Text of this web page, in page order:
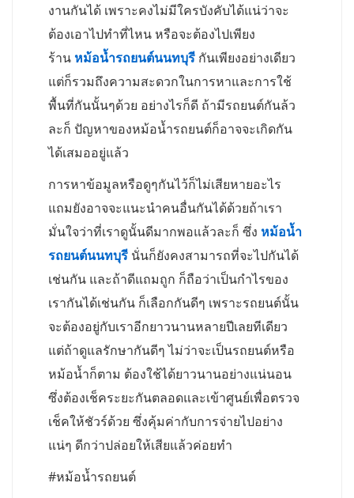
งานกันได้ เพราะคงไม่มีใครบังคับได้แน่ว่าจะ
ต้องเอาไปทำที่ไหน หรือจะต้องไปเพียง
ร้าน หม้อน้ำรถยนต์นนทบุรี กันเพียงอย่างเดียว
แต่ก็รวมถึงความสะดวกในการหาและการใช้
พื้นที่กันนั้นๆด้วย อย่างไรก็ดี ถ้ามีรถยนต์กันล้ว
ละก็ ปัญหาของหม้อน้ำรถยนต์ก็อาจจะเกิดกัน
ได้เสมออยู่แล้ว
การหาข้อมูลหรือดูๆกันไว้ก็ไม่เสียหายอะไร
แถมยังอาจจะแนะนำคนอื่นกันได้ด้วยถ้าเรา
มั่นใจว่าที่เราดูนั้นดีมากพอแล้วละก็ ซึ่ง หม้อน้ำ
รถยนต์นนทบุรี นั่นก็ยังคงสามารถที่จะไปกันได้
เช่นกัน และถ้าดีแถมถูก ก็ถือว่าเป็นกำไรของ
เรากันได้เช่นกัน ก็เลือกกันดีๆ เพราะรถยนต์นั้น
จะต้องอยู่กับเราอีกยาวนานหลายปีเลยทีเดียว
แต่ถ้าดูแลรักษากันดีๆ ไม่ว่าจะเป็นรถยนต์หรือ
หม้อน้ำก็ตาม ต้องใช้ได้ยาวนานอย่างแน่นอน
ซึ่งต้องเช็คระยะกันตลอดและเข้าศูนย์เพื่อตรวจ
เช็คให้ชัวร์ด้วย ซึ่งคุ้มค่ากับการจ่ายไปอย่าง
แน่ๆ ดีกว่าปล่อยให้เสียแล้วค่อยทำ
#หม้อน้ำรถยนต์